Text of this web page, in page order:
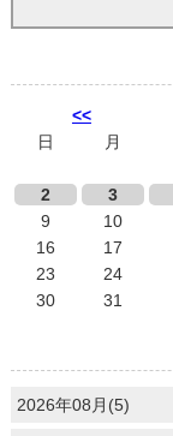
<<
日
月
2
3
9
10
16
17
23
24
30
31
2026年08月(5)